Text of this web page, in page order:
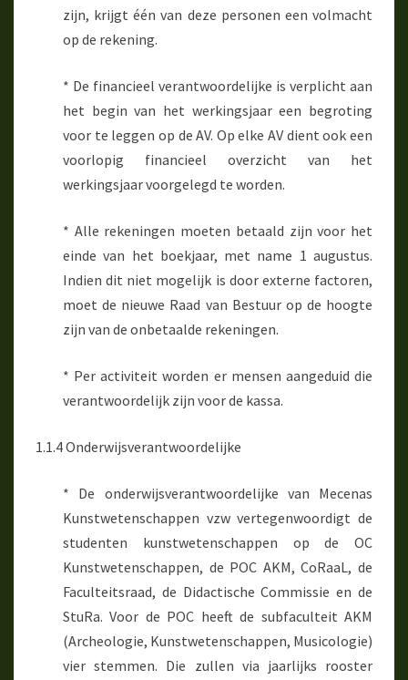
zijn, krijgt één van deze personen een volmacht
op de rekening.
* De financieel verantwoordelijke is verplicht aan
het begin van het werkingsjaar een begroting
voor te leggen op de AV. Op elke AV dient ook een
voorlopig financieel overzicht van het
werkingsjaar voorgelegd te worden.
* Alle rekeningen moeten betaald zijn voor het
einde van het boekjaar, met name 1 augustus.
Indien dit niet mogelijk is door externe factoren,
moet de nieuwe Raad van Bestuur op de hoogte
zijn van de onbetaalde rekeningen.
* Per activiteit worden er mensen aangeduid die
verantwoordelijk zijn voor de kassa.
1.1.4 Onderwijsverantwoordelijke
* De onderwijsverantwoordelijke van Mecenas
Kunstwetenschappen vzw vertegenwoordigt de
studenten kunstwetenschappen op de OC
Kunstwetenschappen, de POC AKM, CoRaaL, de
Faculteitsraad, de Didactische Commissie en de
StuRa. Voor de POC heeft de subfaculteit AKM
(Archeologie, Kunstwetenschappen, Musicologie)
vier stemmen. Die zullen via jaarlijks rooster